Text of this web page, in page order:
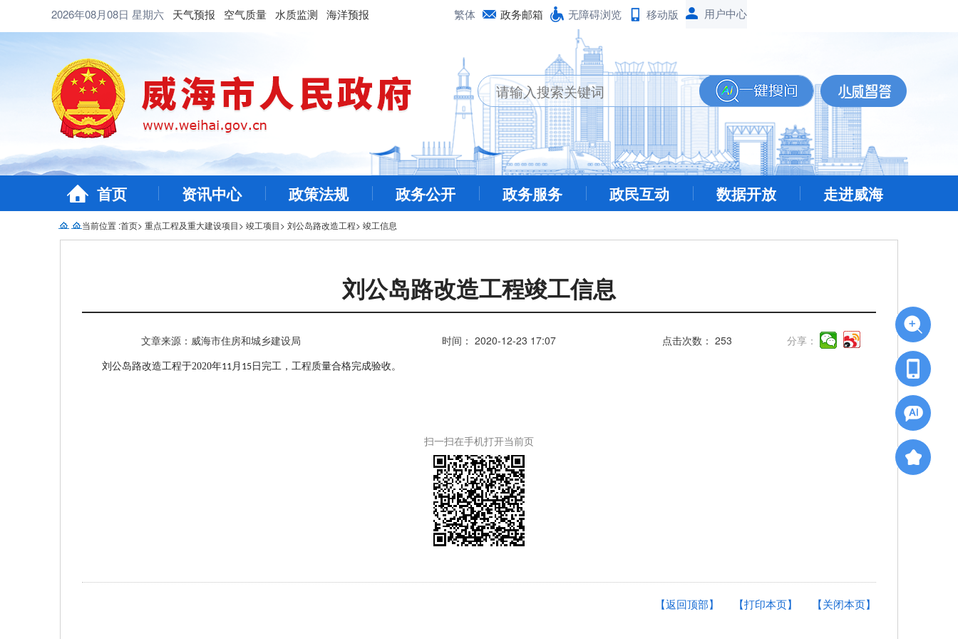
2026年08月08日 星期六 天气预报 空气质量 水质监测 海洋预报 繁体 政务邮箱 无障碍浏览 移动版
首页 资讯中心 政策法规 政务公开 政务服务 政民互动 数据开放 走进威海
当前位置 :首页> 重点工程及重大建设项目> 竣工项目> 刘公岛路改造工程> 竣工信息
刘公岛路改造工程竣工信息
文章来源：威海市住房和城乡建设局 时间： 2020-12-23 17:07 点击次数：253 分享：
刘公岛路改造工程于2020年11月 15 日完工，工程质量合格完成验收。
扫一扫在手机打开当前页
【关闭本页】
【打印本页】
【返回顶部】